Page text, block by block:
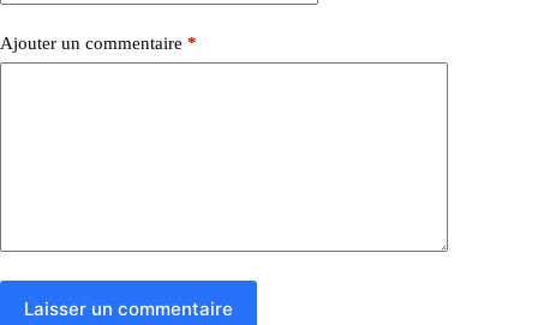
Ajouter un commentaire *
Laisser un commentaire